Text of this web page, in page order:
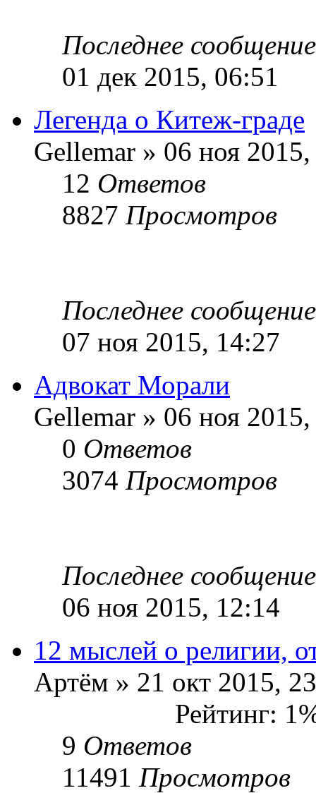
Последнее
01 дек 2015, 06:51
Легенда о Китеж-граде
Gellemar » 06 ноя
12 Ответов
8827 Просмотров
Последнее
07 ноя 2015, 14:27
Адвокат Морали
Gellemar » 06 ноя
0 Ответов
3074 Просмотров
Последнее
06 ноя 2015, 12:14
12 мыслей о религии,
Артём » 21 окт 2015,
Рейтинг:
9 Ответов
11491 Просмотров